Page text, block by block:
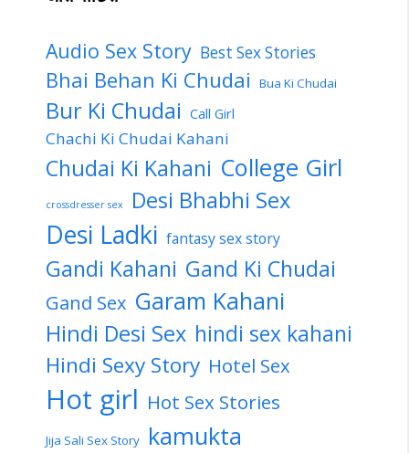
Audio Sex Story Best Sex Stories
Bhai Behan Ki Chudai Bua Ki Chudai
Bur Ki Chudai Call Girl
Chachi Ki Chudai Kahani
Chudai Ki Kahani College Girl
crossdresser sex Desi Bhabhi Sex
Desi Ladki fantasy sex story
Gandi Kahani Gand Ki Chudai
Gand Sex Garam Kahani
Hindi Desi Sex hindi sex kahani
Hindi Sexy Story Hotel Sex
Hot girl Hot Sex Stories
Jija Sali Sex Story kamukta